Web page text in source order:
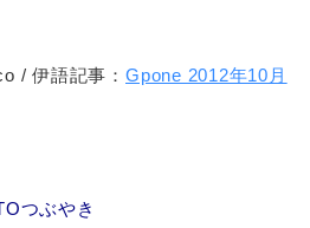
/ 伊語記事： Gpone 2012年10月
つぶやき